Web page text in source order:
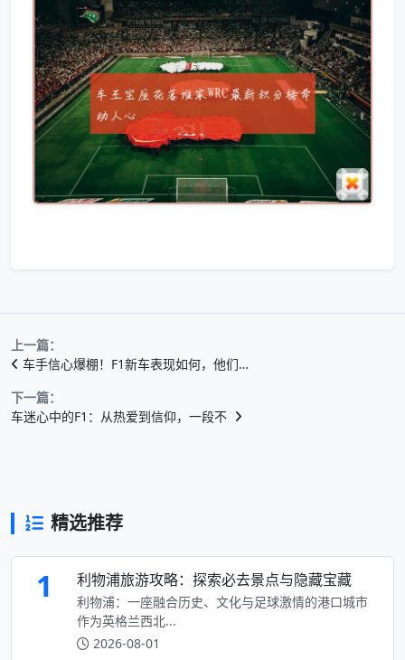
上一篇：
车手信心爆棚！F1新车表现如何，他们…
下一篇：
车迷心中的F1：从热爱到信仰，一段不
精选推荐
1 利物浦旅游攻略：探索必去景点与隐藏宝藏
利物浦：一座融合历史、文化与足球激情的港口城市
作为英格兰西北...
2026-08-01